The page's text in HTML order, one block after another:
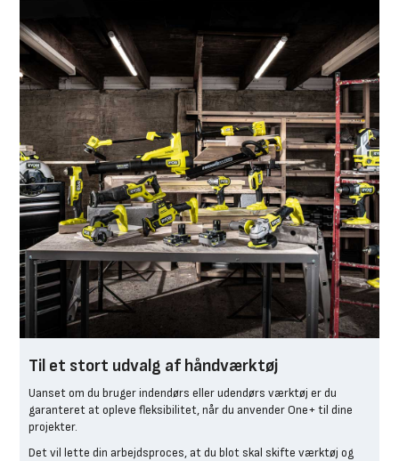
Til et stort udvalg af håndværktøj
Uanset om du bruger indendørs eller udendørs værktøj er du
garanteret at opleve fleksibilitet, når du anvender One+ til dine
projekter.
Det vil lette din arbejdsproces, at du blot skal skifte værktøj og